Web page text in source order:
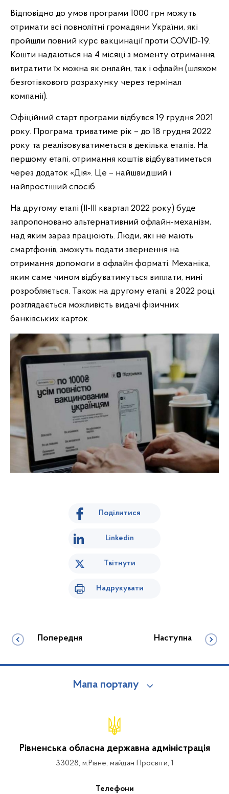
Відповідно до умов програми 1000 грн можуть
отримати всі повнолітні громадяни України, які
пройшли повний курс вакцинації проти COVID-19.
Кошти надаються на 4 місяці з моменту отримання,
витратити їх можна як онлайн, так і офлайн (шляхом
безготівкового розрахунку через термінал
компанії).
Офіційний старт програми відбувся 19 грудня 2021
року. Програма триватиме рік – до 18 грудня 2022
року та реалізовуватиметься в декілька етапів. На
першому етапі, отримання коштів відбуватиметься
через додаток «Дія». Це – найшвидший і
найпростіший спосіб.
На другому етапі (ІІ-ІІІ квартал 2022 року) буде
запропоновано альтернативний офлайн-механізм,
над яким зараз працюють. Люди, які не мають
смартфонів, зможуть подати звернення на
отримання допомоги в офлайн форматі. Механіка,
яким саме чином відбуватимуться виплати, нині
розробляється. Також на другому етапі, в 2022 році,
розглядається можливість видачі фізичних
банківських карток.
Поділитися
Linkedin
Твітнути
Надрукувати
Попередня Наступна
Мапа порталу
Рівненська обласна державна адміністрація
33028, м.Рівне, майдан Просвіти, 1
Телефони